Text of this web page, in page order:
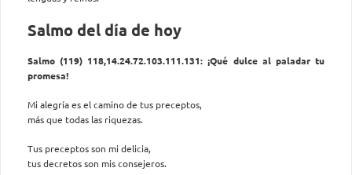
Salmo del día de hoy
Salmo (119) 118,14.24.72.103.111.131: ¡Qué dulce al paladar tu
promesa!
Mi alegría es el camino de tus preceptos,
más que todas las riquezas.
Tus preceptos son mi delicia,
tus decretos son mis consejeros.